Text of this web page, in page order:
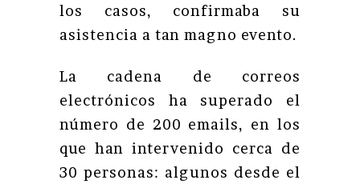
los casos, confirmaba su
asistencia a tan magno evento.
La cadena de correos
electrónicos ha superado el
número de 200 emails, en los
que han intervenido cerca de
30 personas: algunos desde el